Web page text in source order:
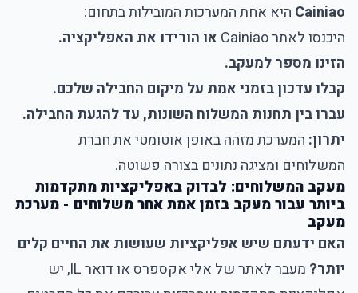
Cainiao היא אחת המערכות המובילות בתחום:
היכנסו לאתר Cainiao
או הורידו את האפליקציה.
הזינו מספר למעקב.
קבלו עדכון בזמני אמת על מיקום החבילה שלכם.
עברו בין תחנות המשלוח השונות, עד להגעת החבילה.
יתרון: המערכת מזהה באופן אוטומטי את חברת
המשלוחים ומציגה נתונים בצורה פשוטה.
מעקב המשלוחים: לבדוק באפליקציות מתקדמות
ביותר עבור מעקב בזמן אמת אחר משלוחים - מערכת
מעקב
האם ידעתם שיש אפליקציות שעושות את החיים קלים
יותר?
מעבר לאתר של אלי אקספרס או דואר IL, יש